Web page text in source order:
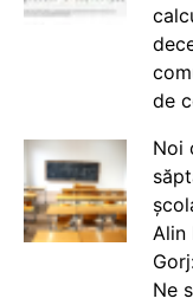
de
Noi
Alin
Ne